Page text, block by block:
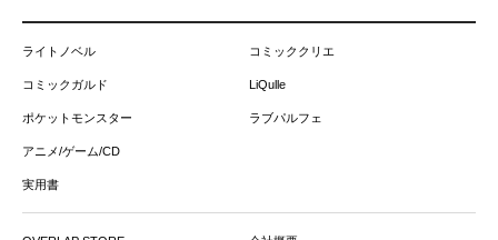
ライトノベル
コミックガルド
ポケットモンスター
アニメ/ゲーム/CD
実用書
コミッククリエ
LiQulle
ラブパルフェ